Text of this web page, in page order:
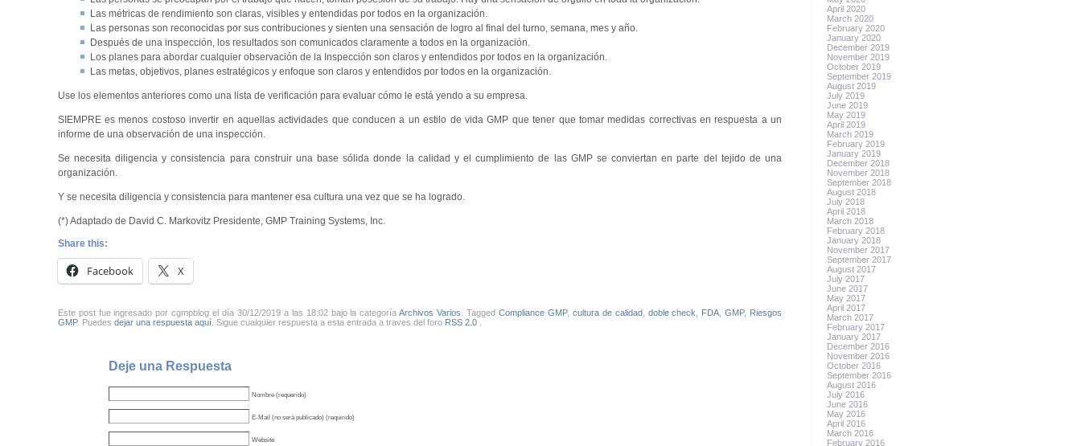
Las métricas de rendimiento son claras, visibles y entendidas por todos en la organización.
Las personas son reconocidas por sus contribuciones y sienten una sensación de logro al final del turno, semana, mes y año.
Después de una inspección, los resultados son comunicados claramente a todos en la organización.
Los planes para abordar cualquier observación de la Inspección son claros y entendidos por todos en la organización.
Las metas, objetivos, planes estratégicos y enfoque son claros y entendidos por todos en la organización.
Use los elementos anteriores como una lista de verificación para evaluar cómo le está yendo a su empresa.
SIEMPRE es menos costoso invertir en aquellas actividades que conducen a un estilo de vida GMP que tener que tomar medidas correctivas en respuesta a un
informe de una observación de una inspección.
Se necesita diligencia y consistencia para construir una base sólida donde la calidad y el cumplimiento de las GMP se conviertan en parte del tejido de una
organización.
Y se necesita diligencia y consistencia para mantener esa cultura una vez que se ha logrado.
(*) Adaptado de David C. Markovitz Presidente, GMP Training Systems, Inc.
Share this:
Facebook X
Este post fue ingresado por cgmpblog el día 30/12/2019 a las 18:02 bajo la categoríaArchivos Varios . Tagged Compliance GMP, cultura de calidad, doble check FDA ,GMP, Riesgos
GMP. Puedes dejar una respuesta aquí. Sigue cualquier respuesta a esta entrada a traves del foro RSS 2.0.
Deje una Respuesta
Nombre (requerido)
E-Mail (no será publicado) (requirido)
Website
April 2020
March 2020
February 2020
January 2020
December 2019
November 2019
October 2019
September 2019
August 2019
July 2019
June 2019
May 2019
April 2019
March 2019
February 2019
January 2019
December 2018
November 2018
September 2018
August 2018
July 2018
April 2018
March 2018
February 2018
January 2018
November 2017
September 2017
August 2017
July 2017
June 2017
May 2017
April 2017
March 2017
February 2017
January 2017
December 2016
November 2016
October 2016
September 2016
August 2016
July 2016
June 2016
May 2016
April 2016
March 2016
February 2016